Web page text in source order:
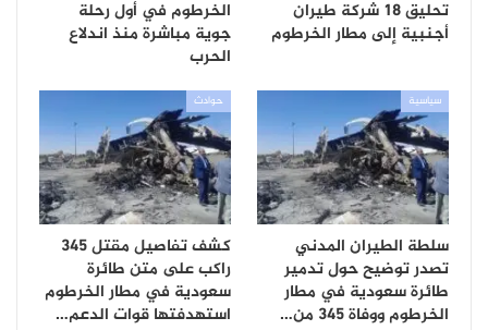
تحليق 18 شركة طيران
أجنبية إلى مطار الخرطوم
الخرطوم في أول رحلة
جوية مباشرة منذ اندلاع
الحرب
سياسية
سلطة الطيران المدني
تصدر توضيح حول تدمير
طائرة سعودية في مطار
الخرطوم ووفاة 345 من…
حوادث
كشف تفاصيل مقتل 345
راكب على متن طائرة
سعودية في مطار الخرطوم
استهدفتها قوات الدعم…